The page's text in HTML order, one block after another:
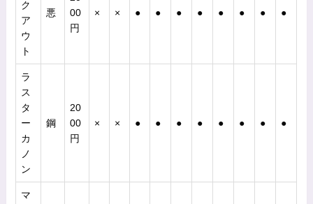
ク
ア
ウ
ト
悪
00
円
× × ● ● ● ● ● ● ● ●
ラ
ス
タ
ー
カ
ノ
ン
鋼
20
00
円
× × ● ● ● ● ● ● ● ●
マ